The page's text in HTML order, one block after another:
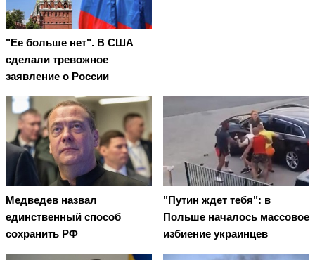
"Ее больше нет". В США
сделали тревожное
заявление о России
Медведев назвал
единственный способ
сохранить РФ
"Путин ждет тебя": в
Польше началось массовое
избиение украинцев